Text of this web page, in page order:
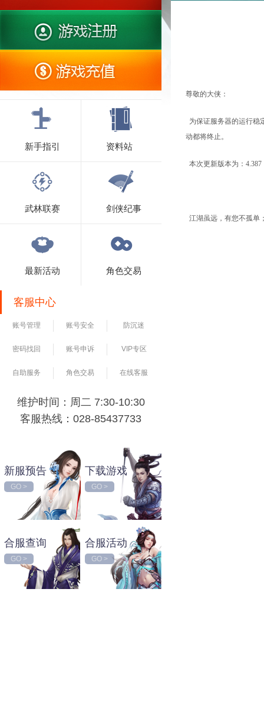
新手指引 资料站
武林联赛 剑侠纪事
最新活动 角色交易
客服中心
账号管理 账号安全 防沉迷
密码找回 账号申诉 VIP专区
自助服务 角色交易 在线客服
维护时间：周二 7:30-10:30
客服热线：028-85437733
新服预告
GO >
下载游戏
GO >
合服查询
GO >
合服活动
GO >
尊敬的大侠：
为保证服务器的运行
动都将终止。
本次更新版本为：4.387
江湖虽远，有您不孤单